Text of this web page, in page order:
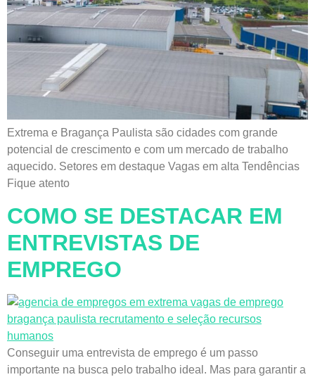
Extrema e Bragança Paulista são cidades com grande
potencial de crescimento e com um mercado de trabalho
aquecido. Setores em destaque Vagas em alta Tendências
Fique atento
COMO SE DESTACAR EM
ENTREVISTAS DE
EMPREGO
Conseguir uma entrevista de emprego é um passo
importante na busca pelo trabalho ideal. Mas para garantir a